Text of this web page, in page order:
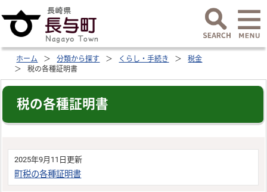
ホーム 分類から探す くらし・手続き
税金
税の各種証明書
税の各種証明書
2025年9月11日更新
町税の各種証明書